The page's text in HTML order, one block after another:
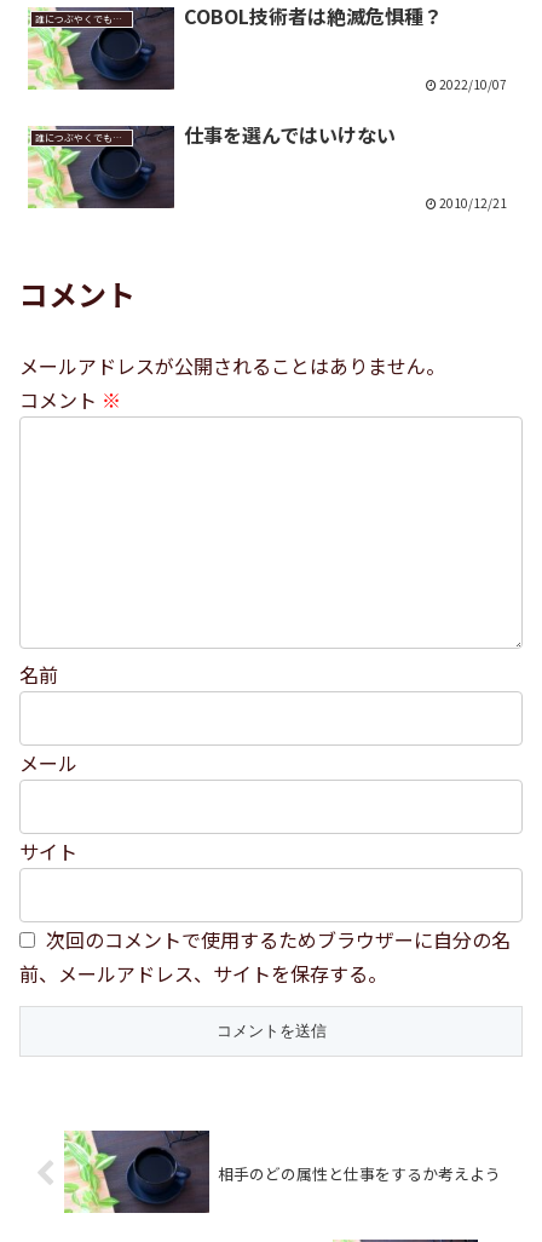
誰につぶやくでもなく COBOL技術者は絶滅危惧種？
2022/10/07
誰につぶやくでもなく 仕事を選んではいけない
2010/12/21
コメント
メールアドレスが公開されることはありません。
コメント ※
名前
メール
サイト
次回のコメントで使用するためブラウザーに自分の名
前、メールアドレス、サイトを保存する。
相手のどの属性と仕事をするか考えよう